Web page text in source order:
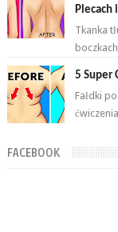
Plecach
Tkanka
5 Super
Fałdki
FACEBOOK